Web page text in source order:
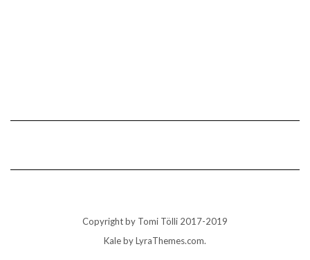
Copyright by Tomi Tölli 2017-2019
Kaleby LyraThemes.com.